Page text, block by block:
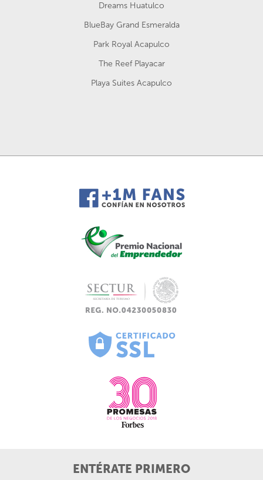
Dreams Huatulco
BlueBay Grand Esmeralda
Park Royal Acapulco
The Reef Playacar
Playa Suites Acapulco
ENTÉRATE PRIMERO